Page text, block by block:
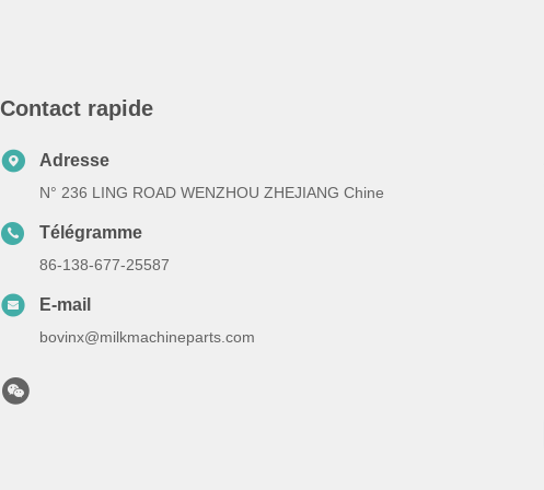
Contact rapide
Adresse
N° 236 LING ROAD WENZHOU ZHEJIANG Chine
Télégramme
86-138-677-25587
E-mail
bovinx@milkmachineparts.com